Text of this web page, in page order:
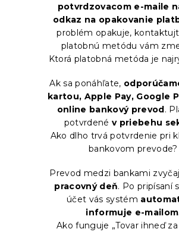
potvrdzovacom e-maile
odkaz na opakovanie
problém opakuje,
platobnú metódu vám
Ktorá platobná metóda je
Ak sa ponáhľate,
kartou, Apple Pay, Google
online bankový prevod.
potvrdenév priebehu
Ako dlho trvá potvrdenie pri
bankovom prevode?
Prevod medzi bankami
pracovný deň. Po pripísaní
účet vás systém
informuje e-mailom
Ako funguje „Tovar ihneď